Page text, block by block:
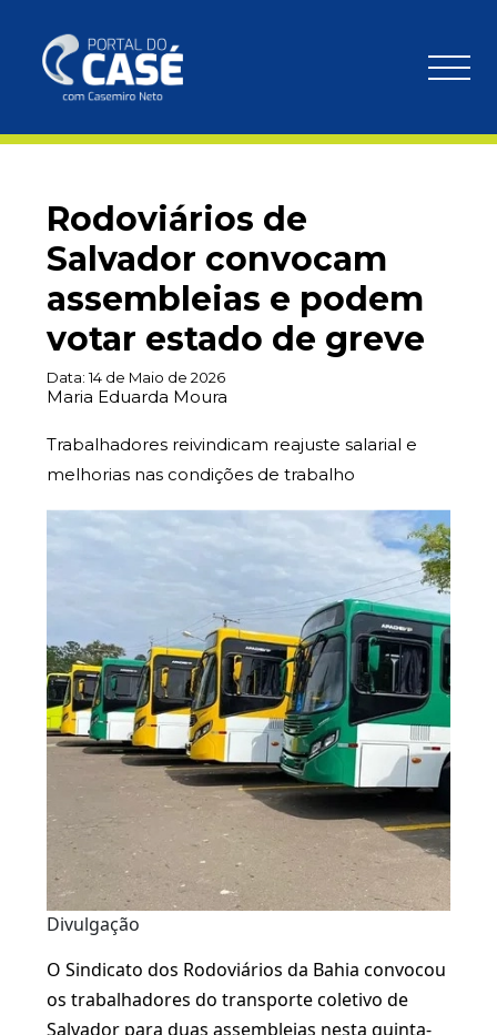
Rodoviários de
Salvador convocam
assembleias e podem
votar estado de greve
Data:14 de Maio de 2026
Maria Eduarda Moura
Trabalhadores reivindicam reajuste salarial e
melhorias nas condições de trabalho
Divulgação
O Sindicato dos Rodoviários da Bahia convocou
os trabalhadores do transporte coletivo de
Salvador para duas assembleias nesta quinta-